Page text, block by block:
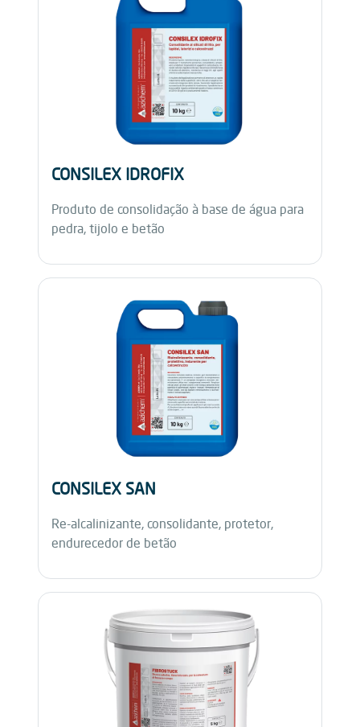
CONSILEX IDROFIX
Produto de consolidação à base de água para
pedra, tijolo e betão
CONSILEX SAN
Re-alcalinizante, consolidante, protetor,
endurecedor de betão